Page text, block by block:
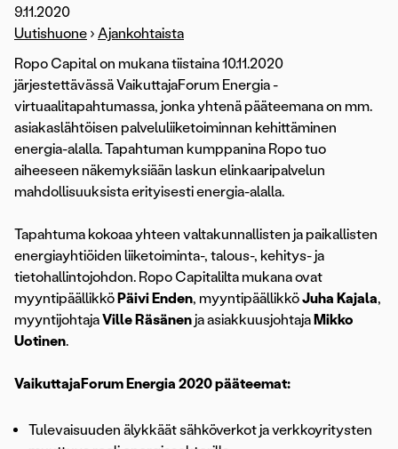
9.11.2020
Uutishuone › Ajankohtaista
Ropo Capital on mukana tiistaina 10.11.2020
järjestettävässä VaikuttajaForum Energia -
virtuaalitapahtumassa, jonka yhtenä pääteemana on mm.
asiakaslähtöisen palveluliiketoiminnan kehittäminen
energia-alalla. Tapahtuman kumppanina Ropo tuo
aiheeseen näkemyksiään laskun elinkaaripalvelun
mahdollisuuksista erityisesti energia-alalla.
Tapahtuma kokoaa yhteen valtakunnallisten ja paikallisten
energiayhtiöiden liiketoiminta-, talous-, kehitys- ja
tietohallintojohdon. Ropo Capitalilta mukana ovat
myyntipäällikkö Päivi Enden, myyntipäällikköJuha Kajala,
myyntijohtajaVille Räsänenja asiakkuusjohtaja Mikko
Uotinen.
VaikuttajaForum Energia 2020 pääteemat:
Tulevaisuuden älykkäät sähköverkot ja verkkoyritysten